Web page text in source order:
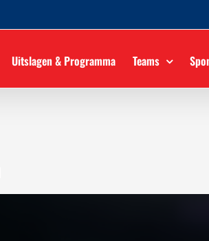
Uitslagen & Programma Teams